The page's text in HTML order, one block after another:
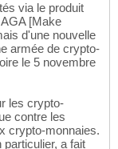
via le produit
[Make
d'une nouvelle
armée de crypto-
le 5 novembre
les crypto-
contre les
crypto-monnaies.
a fait